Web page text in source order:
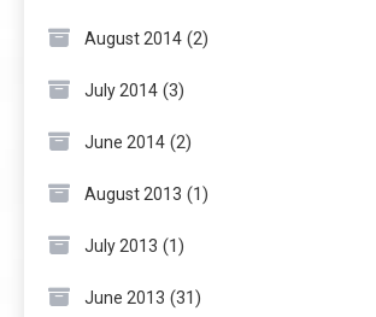
August 2014 (2)
July 2014 (3)
June 2014 (2)
August 2013 (1)
July 2013 (1)
June 2013 (31)